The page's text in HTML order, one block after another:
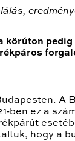
,
A
ben ez a
hogy a